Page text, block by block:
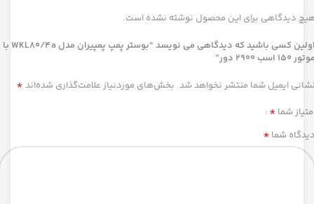
دیدگاهی برای این محصول نوشته نشده است.
اولین کسی باشید که دیدگاهی می نویسد “بوستر پمپ پمپیران مدل WKL80/4a با
150 اسب 2900 دور”
ایمیل شما منتشر نخواهد شد. بخش‌های موردنیاز علامت‌گذاری شده‌اند *
شما *
شما *